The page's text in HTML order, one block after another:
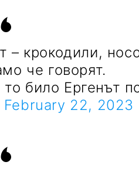
– крокодили,
че говорят.
било Ергенът
February 22, 2023